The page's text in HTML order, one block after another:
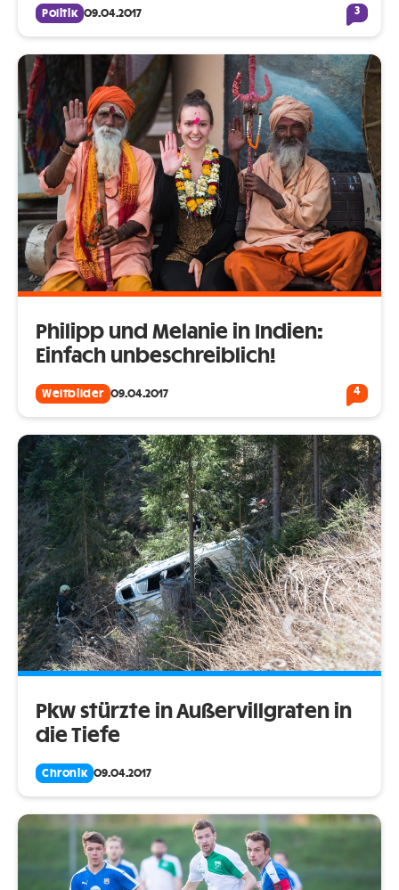
Politik 09.04.2017 3
Philipp und Melanie in Indien:
Einfach unbeschreiblich!
Weltbilder 09.04.2017 4
Pkw stürzte in Außervillgraten in
die Tiefe
Chronik 09.04.2017